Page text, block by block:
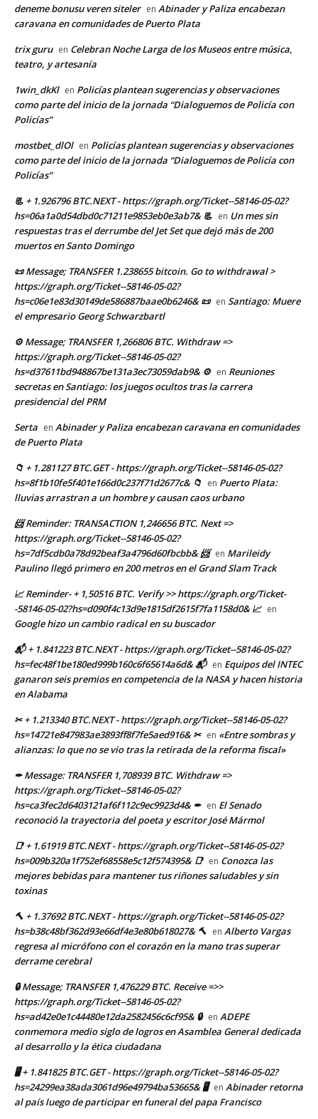
deneme bonusu veren siteler en Abinader y Paliza encabezan
caravana en comunidades de Puerto Plata
trix guru en Celebran Noche Larga de los Museos entre música,
teatro, y artesanía
1win_dkKl en Policías plantean sugerencias y observaciones
como parte del inicio de la jornada “Dialoguemos de Policía con
Policías”
mostbet_dlOl en Policías plantean sugerencias y observaciones
como parte del inicio de la jornada “Dialoguemos de Policía con
Policías”
📃 + 1.926796 BTC.NEXT - https://graph.org/Ticket--58146-05-02?
hs=06a1a0d54dbd0c71211e9853eb0e3ab7& 📃 en Un mes sin
respuestas tras el derrumbe del Jet Set que dejó más de 200
muertos en Santo Domingo
📜 Message; TRANSFER 1.238655 bitcoin. Go to withdrawal >
https://graph.org/Ticket--58146-05-02?
hs=c06e1e83d30149de586887baae0b6246& 📜 en Santiago: Muere
el empresario Georg Schwarzbartl
⚙ Message; TRANSFER 1,266806 BTC. Withdraw =>
https://graph.org/Ticket--58146-05-02?
hs=d37611bd948867be131a3ec73059dab9& ⚙ en Reuniones
secretas en Santiago: los juegos ocultos tras la carrera
presidencial del PRM
Serta en Abinader y Paliza encabezan caravana en comunidades
de Puerto Plata
📁 + 1.281127 BTC.GET - https://graph.org/Ticket--58146-05-02?
hs=8f1b10fe5f401e166d0c237f71d2677c& 📁 en Puerto Plata:
lluvias arrastran a un hombre y causan caos urbano
📨 Reminder: TRANSACTION 1,246656 BTC. Next =>
https://graph.org/Ticket--58146-05-02?
hs=7df5cdb0a78d92beaf3a4796d60fbcbb& 📨 en Marileidy
Paulino llegó primero en 200 metros en el Grand Slam Track
📈 Reminder- + 1,50516 BTC. Verify >> https://graph.org/Ticket-
-58146-05-02?hs=d090f4c13d9e1815df2615f7fa1158d0& 📈 en
Google hizo un cambio radical en su buscador
📬 + 1.841223 BTC.NEXT - https://graph.org/Ticket--58146-05-02?
hs=fec48f1be180ed999b160c6f65614a6d& 📬 en Equipos del INTEC
ganaron seis premios en competencia de la NASA y hacen historia
en Alabama
✂ + 1.213340 BTC.NEXT - https://graph.org/Ticket--58146-05-02?
hs=14721e847983ae3893ff8f7fe5aed916& ✂ en «Entre sombras y
alianzas: lo que no se vio tras la retirada de la reforma fiscal»
✒ Message: TRANSFER 1,708939 BTC. Withdraw =>
https://graph.org/Ticket--58146-05-02?
hs=ca3fec2d6403121af6f112c9ec9923d4& ✒ en El Senado
reconoció la trayectoria del poeta y escritor José Mármol
📑 + 1.61919 BTC.NEXT - https://graph.org/Ticket--58146-05-02?
hs=009b320a1f752ef68558e5c12f574395& 📑 en Conozca las
mejores bebidas para mantener tus riñones saludables y sin
toxinas
🔨 + 1.37692 BTC.NEXT - https://graph.org/Ticket--58146-05-02?
hs=b38c48bf362d93e66df4e3e80b618027& 🔨 en Alberto Vargas
regresa al micrófono con el corazón en la mano tras superar
derrame cerebral
🔒 Message; TRANSFER 1,476229 BTC. Receive =>>
https://graph.org/Ticket--58146-05-02?
hs=ad42e0e1c44480e12da2582456c6cf95& 🔒 en ADEPE
conmemora medio siglo de logros en Asamblea General dedicada
al desarrollo y la ética ciudadana
🖥 + 1.841825 BTC.GET - https://graph.org/Ticket--58146-05-02?
hs=24299ea38ada3061d96e49794ba53665& 🖥 en Abinader retorna
al país luego de participar en funeral del papa Francisco